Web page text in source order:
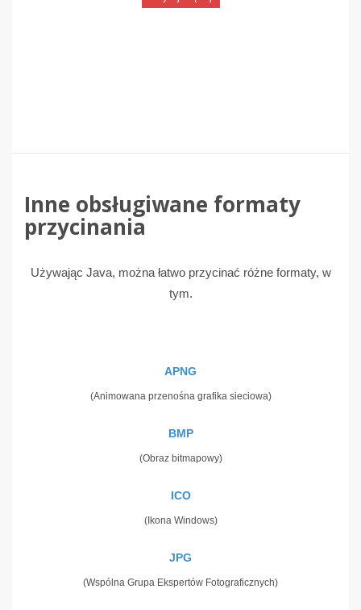
Inne obsługiwane formaty
przycinania
Używając Java, można łatwo przycinać różne formaty, w
tym.
APNG
(Animowana przenośna grafika sieciowa)
BMP
(Obraz bitmapowy)
ICO
(Ikona Windows)
JPG
(Wspólna Grupa Ekspertów Fotograficznych)